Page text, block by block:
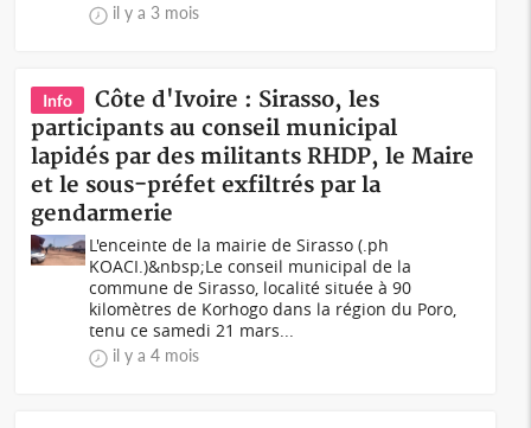
il y a 3 mois
Info
Côte d'Ivoire : Sirasso, les
participants au conseil municipal
lapidés par des militants RHDP, le Maire
et le sous-préfet exfiltrés par la
gendarmerie
L'enceinte de la mairie de Sirasso (.ph
KOACI.)&nbsp;Le conseil municipal de la
commune de Sirasso, localité située à 90
kilomètres de Korhogo dans la région du Poro,
tenu ce samedi 21 mars...
il y a 4 mois